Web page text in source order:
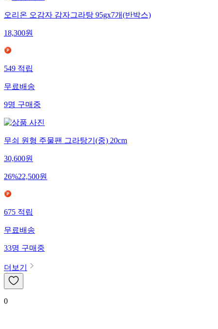
오리온 오감자 감자그라탕 95gx7개(반박스)
18,300원
549 적립
무료배송
9명 구매중
무쇠 원형 주물팬 그라탕기(중) 20cm
30,600원
26%22,500원
675 적립
무료배송
33명 구매중
더보기
0